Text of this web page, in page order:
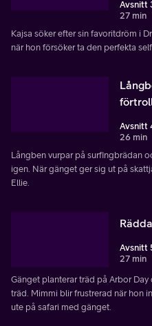
Avsnitt
27 min
Kajsa söker efter sin favoritdröm i
när hon försöker ta den perfekta
Avsnitt
26 min
Långben vurpar på surfingbrädan
igen. När gänget ger sig ut på
Ellie.
Avsnitt
27 min
Gänget planterar träd på Arbor
träd. Mimmi blir frustrerad när hon
ute på safari med gänget.